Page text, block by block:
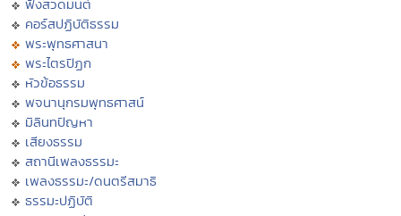
ฟังสวดมนต์
คอร์สปฏิบัติธรรม
พระพุทธศาสนา
พระไตรปิฏก
หัวข้อธรรม
พจนานุกรมพุทธศาสน์
มิลินทปัญหา
เสียงธรรม
สถานีเพลงธรรมะ
เพลงธรรมะ/ดนตรีสมาธิ
ธรรมะปฏิบัติ